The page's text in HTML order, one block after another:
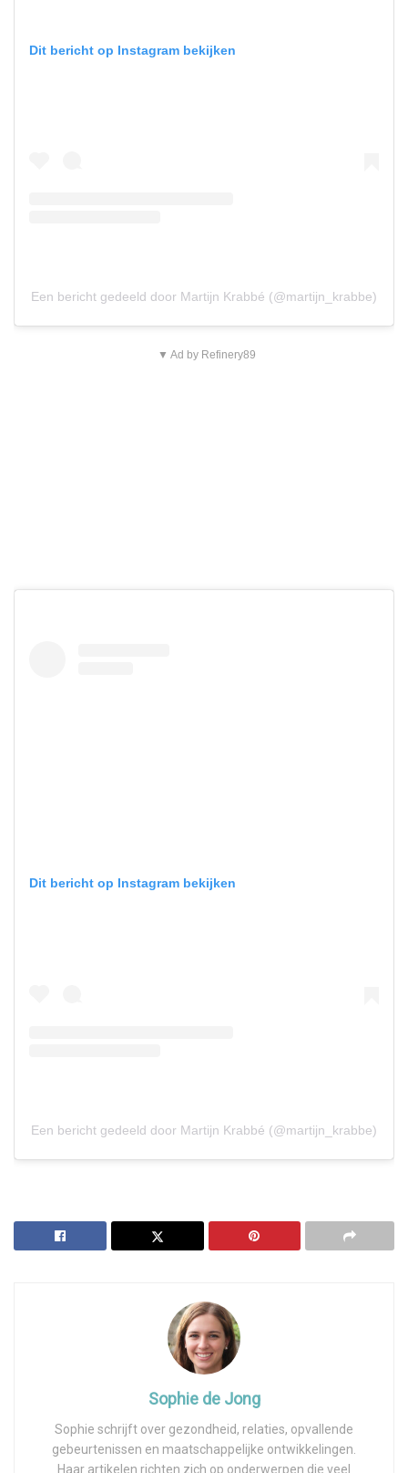
Dit bericht op Instagram bekijken
Een bericht gedeeld door Martijn Krabbé (@martijn_krabbe)
▼ Ad by Refinery89
Dit bericht op Instagram bekijken
Een bericht gedeeld door Martijn Krabbé (@martijn_krabbe)
Sophie de Jong
Sophie schrijft over gezondheid, relaties, opvallende
gebeurtenissen en maatschappelijke ontwikkelingen.
Haar artikelen richten zich op onderwerpen die veel